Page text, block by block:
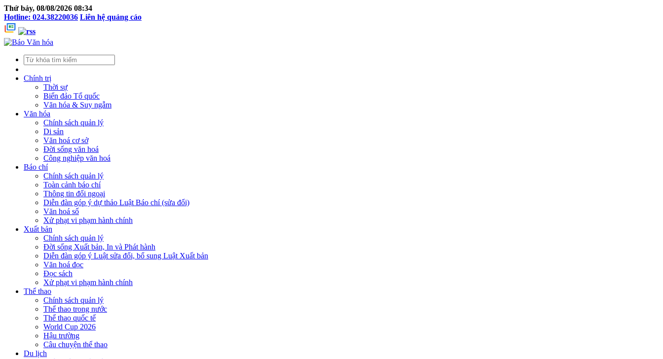
Thứ bảy, 08/08/2026 08:34
Hotline: 024.38220036 Liên hệ quảng cáo
Chính trị
Thời sự
Biển đảo Tổ quốc
Văn hóa & Suy ngẫm
Văn hóa
Chính sách quản lý
Di sản
Văn hoá cơ sở
Đời sống văn hoá
Công nghiệp văn hoá
Báo chí
Chính sách quản lý
Toàn cảnh báo chí
Thông tin đối ngoại
Diễn đàn góp ý dự thảo Luật Báo chí (sửa đổi)
Văn hoá số
Xử phạt vi phạm hành chính
Xuất bản
Chính sách quản lý
Đời sống Xuất bản, In và Phát hành
Diễn đàn góp ý Luật sửa đổi, bổ sung Luật Xuất bản
Văn hoá đọc
Đọc sách
Xử phạt vi phạm hành chính
Thể thao
Chính sách quản lý
Thể thao trong nước
Thể thao quốc tế
World Cup 2026
Hậu trường
Câu chuyện thể thao
Du lịch